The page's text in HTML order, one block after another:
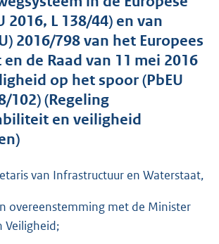
:
3
9
M
b
2016, L 138/44) en van
2016/798 van het Europees
de Raad van 11 mei 2016
op het spoor (PbEU
102) (Regeling
en veiligheid
van Infrastructuur en Waterstaat,
overeenstemming met de Minister
Veiligheid;